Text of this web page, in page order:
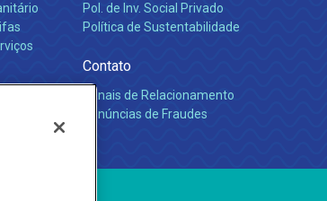
Pol. de Inv. Social Privado
Política de Sustentabilidade
Contato
Canais de Relacionamento
Denúncias de Fraudes